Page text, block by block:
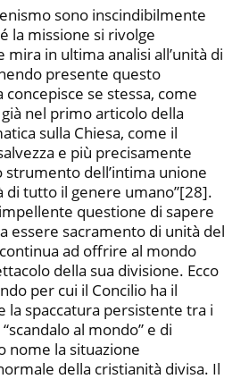
sono inscindibilmente
la missione si rivolge
mira in ultima analisi all’unità di
presente questo
concepisce se stessa, come
nel primo articolo della
sulla Chiesa, come il
e più precisamente
strumento dell’intima unione
di tutto il genere umano”[28].
questione di sapere
essere sacramento di unità del
ad offrire al mondo
della sua divisione. Ecco
per cui il Concilio ha il
la spaccatura persistente tra i
al mondo” e di
nome la situazione
della cristianità divisa. Il